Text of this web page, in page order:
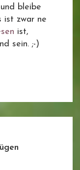
bleibe
ist zwar ne
ist,
sein. ;-)